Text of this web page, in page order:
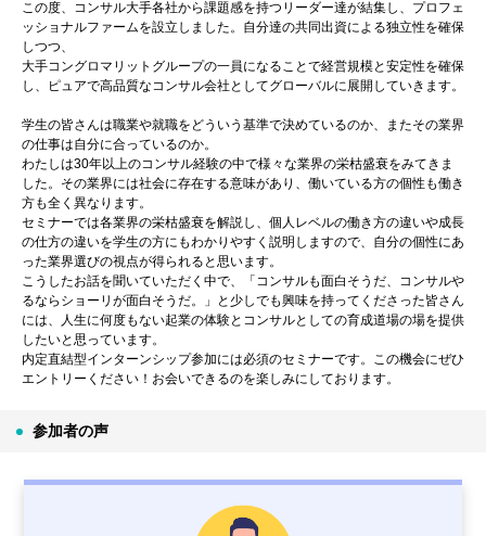
この度、コンサル大手各社から課題感を持つリーダー達が結集し、プロフェ
ッショナルファームを設立しました。自分達の共同出資による独立性を確保
しつつ、
大手コングロマリットグループの一員になることで経営規模と安定性を確保
し、ピュアで高品質なコンサル会社としてグローバルに展開していきます。
学生の皆さんは職業や就職をどういう基準で決めているのか、またその業界
の仕事は自分に合っているのか。
わたしは30年以上のコンサル経験の中で様々な業界の栄枯盛衰をみてきま
した。その業界には社会に存在する意味があり、働いている方の個性も働き
方も全く異なります。
セミナーでは各業界の栄枯盛衰を解説し、個人レベルの働き方の違いや成長
の仕方の違いを学生の方にもわかりやすく説明しますので、自分の個性にあ
った業界選びの視点が得られると思います。
こうしたお話を聞いていただく中で、「コンサルも面白そうだ、コンサルや
るならショーリが面白そうだ。」と少しでも興味を持ってくださった皆さん
には、人生に何度もない起業の体験とコンサルとしての育成道場の場を提供
したいと思っています。
内定直結型インターンシップ参加には必須のセミナーです。この機会にぜひ
エントリーください！お会いできるのを楽しみにしております。
参加者の声